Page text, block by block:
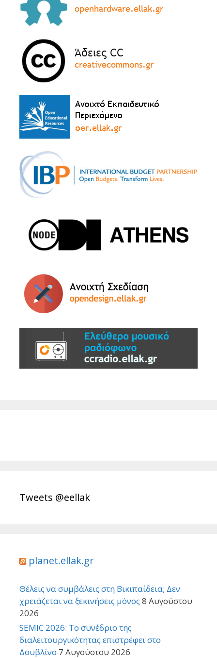
Tweets @eellak
planet.ellak.gr
Θέλεις να συμβάλεις στη Βικιπαίδεια; Δεν
χρειάζεται να ξεκινήσεις μόνος 8 Αυγούστου
2026
SEMIC 2026: Το συνέδριο της
διαλειτουργικότητας επιστρέφει στο
Δουβλίνο 7 Αυγούστου 2026